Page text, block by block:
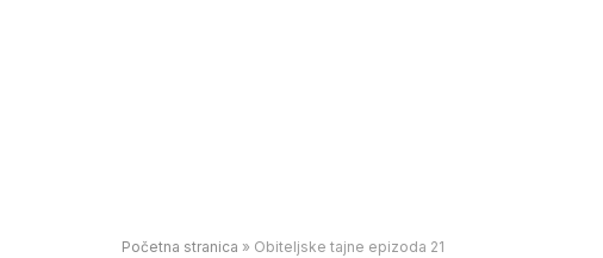
Početna stranica » Obiteljske tajne epizoda 21